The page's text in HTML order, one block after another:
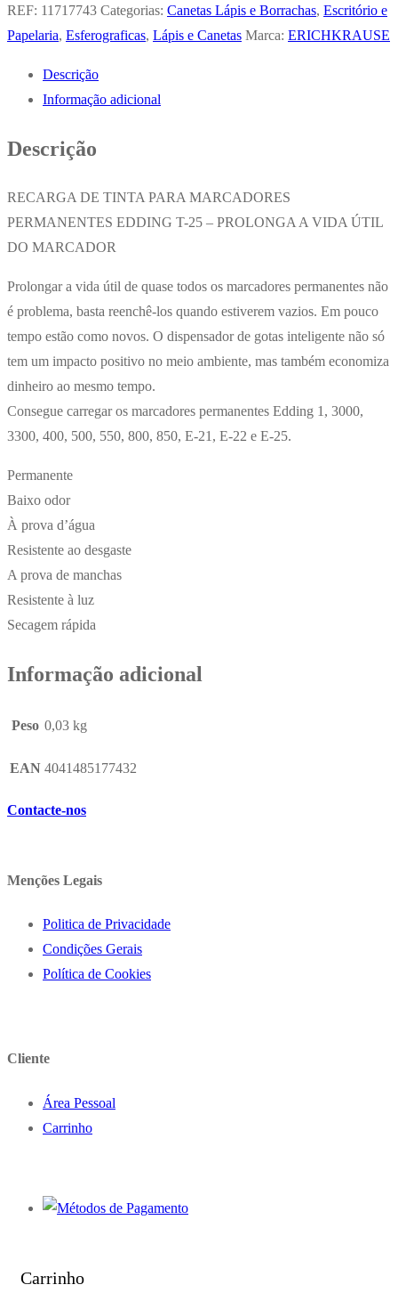
Esferográfica
3
0,5mm
Belle
REF: 11717743 Categorias: Canetas Lápis e Borrachas, Escritório e
Papelaria, Esferograficas, Lápis e Canetas Marca: ERICHKRAUSE
Descrição
Informação adicional
Descrição
RECARGA DE TINTA PARA MARCADORES
PERMANENTES EDDING T-25 – PROLONGA A VIDA ÚTIL
DO MARCADOR
Prolongar a vida útil de quase todos os marcadores permanentes não
é problema, basta reenchê-los quando estiverem vazios. Em pouco
tempo estão como novos. O dispensador de gotas inteligente não só
tem um impacto positivo no meio ambiente, mas também economiza
dinheiro ao mesmo tempo.
Consegue carregar os marcadores permanentes Edding 1, 3000,
3300, 400, 500, 550, 800, 850, E-21, E-22 e E-25.
Permanente
Baixo odor
À prova d’água
Resistente ao desgaste
A prova de manchas
Resistente à luz
Secagem rápida
Informação adicional
Peso 0,03 kg
EAN 4041485177432
Contacte-nos
Menções Legais
Politica de Privacidade
Condições Gerais
Política de Cookies
Cliente
Área Pessoal
Carrinho
Carrinho